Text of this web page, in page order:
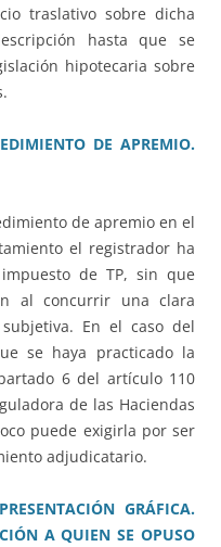
traslativo sobre dicha
hasta que se
hipotecaria sobre
DE APREMIO.
de apremio en el
el registrador ha
de TP, sin que
al concurrir una clara
En el caso del
se haya practicado la
6 del artículo 110
de las Haciendas
puede exigirla por ser
adjudicatario.
GRÁFICA.
A QUIEN SE OPUSO